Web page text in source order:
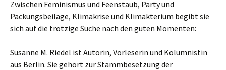
Zwischen Feminismus und Feenstaub, Party und
Packungsbeilage, Klimakrise und Klimakterium begibt sie
sich auf die trotzige Suche nach den guten Momenten:
Susanne M. Riedel ist Autorin, Vorleserin und Kolumnistin
aus Berlin. Sie gehört zur Stammbesetzung der